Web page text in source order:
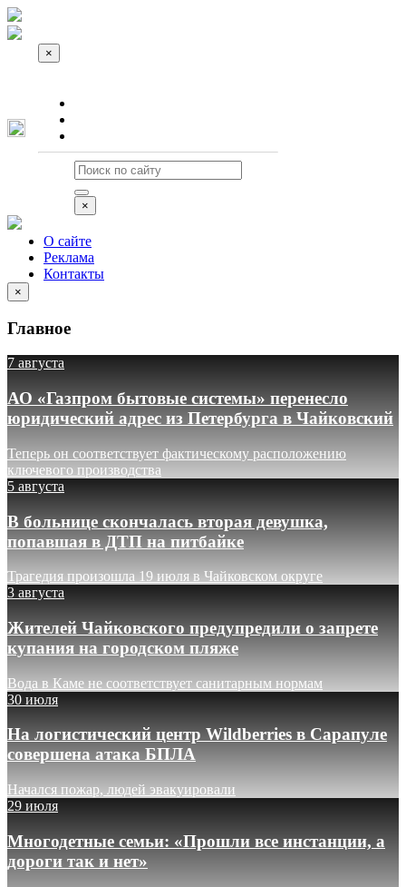
×
×
О сайте
Реклама
Контакты
×
Главное
7 августа
АО «Газпром бытовые системы» перенесло
юридический адрес из Петербурга в Чайковский
Теперь он соответствует фактическому расположению
ключевого производства
5 августа
В больнице скончалась вторая девушка,
попавшая в ДТП на питбайке
Трагедия произошла 19 июля в Чайковском округе
3 августа
Жителей Чайковского предупредили о запрете
купания на городском пляже
Вода в Каме не соответствует санитарным нормам
30 июля
На логистический центр Wildberries в Сарапуле
совершена атака БПЛА
Начался пожар, людей эвакуировали
29 июля
Многодетные семьи: «Прошли все инстанции, а
дороги так и нет»